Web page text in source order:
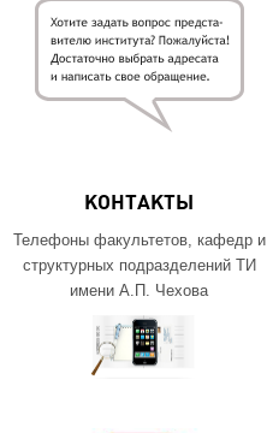
КОНТАКТЫ
Телефоны факультетов, кафедр и
структурных подразделений ТИ
имени А.П. Чехова